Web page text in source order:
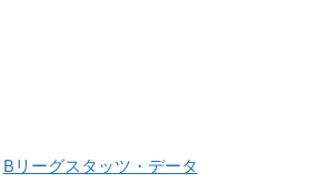
Bリーグスタッツ・データ